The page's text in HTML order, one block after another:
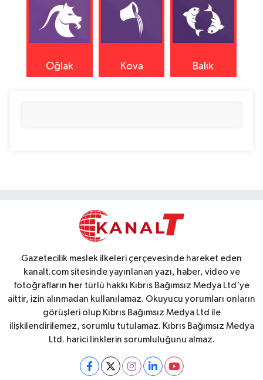
Oğlak Kova Balık
Gazetecilik meslek ilkeleri çerçevesinde hareket eden
kanalt.com sitesinde yayınlanan yazı, haber, video ve
fotoğrafların her türlü hakkı Kıbrıs Bağımsız Medya Ltd'ye
aittir, izin alınmadan kullanılamaz. Okuyucu yorumları onların
görüşleri olup Kıbrıs Bağımsız Medya Ltd ile
ilişkilendirilemez, sorumlu tutulamaz. Kıbrıs Bağımsız Medya
Ltd. harici linklerin sorumluluğunu almaz.